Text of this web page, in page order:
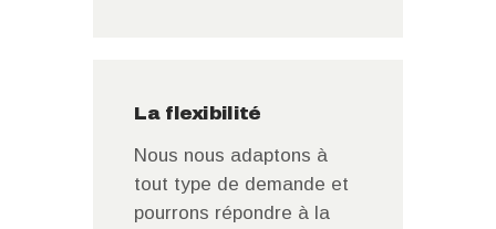
La flexibilité
Nous nous adaptons à
tout type de demande et
pourrons répondre à la